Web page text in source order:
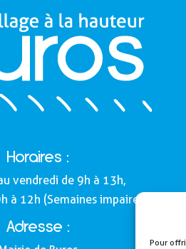
Pour
Horaires :
vendredi de 9h à 13h,
à 12h (Semaines impaires).
Adresse :